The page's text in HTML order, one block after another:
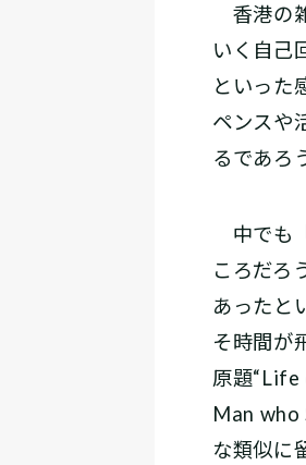
香港の
いく自己
といった
ペンスや
るであろ
中でも
ころだろ
あったと
そ時間が
原題“Life
Man who
な類似に